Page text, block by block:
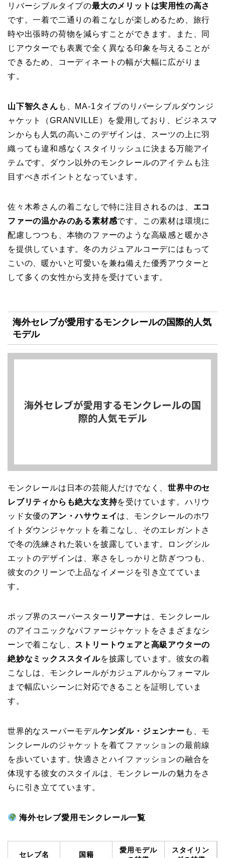
リバーシブルタイプの最大のメリットは実用性の高さ
です。一着で二通りの着こなしが楽しめるため、旅行
時や出張時の荷物を減らすことができます。また、同
じアウターでも表裏で全く異なる印象を与えることが
できるため、コーディネートの幅が大幅に広がりま
す。
山下智久さん も、MA-1タイプのリバーシブルダウンジ
ャケット（GRANVILLE）を愛用しており、ビジネスマ
ンからも人気の高いこのデザインは、スーツの上に羽
織っても違和感なくスタイリッシュに決まる万能アイ
テムです。ダウン以外のモンクレールのアイテムも注
目すべきポイントとなっています。
佐々木希さんの着こなしで特に注目されるのは、 エコ
ファーの温かみのある素材感です。この素材は環境に
配慮しつつも、本物のファーのような高級感と暖かさ
を提供しています。冬のカジュアルコーデにはもって
こいの、暖かいと可愛いを兼ね備えた優秀アウターと
して多くの女性から支持を受けています。
海外セレブが愛用するモンクレールの国際的人気
モデル
モンクレールは日本の芸能人だけでなく、世界中のセ
レブリティからも絶大な支持を受けています。ハリウ
ッド女優のアン・ハサウェイは、モンクレールのホワ
イトダウンジャケットを着こなし、そのエレガントさ
で冬の洗練された装いを披露しています。ロングシル
エットのデザインは、寒さをしっかりと防ぎつつも、
彼女のクリーンで上品なイメージを引き立てていま
す。
ポップ界のスーパースター リアーナは、モンクレール
のアイコニックなパファージャケットをさまざまなシ
ーンで着こなし、 ストリートウェアと高級アウターの
絶妙なミックススタイルを披露しています。彼女の着
こなしは、モンクレールがカジュアルからフォーマル
まで幅広いシーンに対応できることを証明していま
す。
世界的なスーパーモデルケンダル・ジェンナー も、モ
ンクレールのジャケットを着てファッションの最前線
を歩いています。快適さとハイファッションの融合を
体現する彼女のスタイルは、モンクレールの魅力をさ
らに引き立てています。
海外セレブ愛用モンクレール一覧
セレブ名 国籍
愛用モデル
スタイリン